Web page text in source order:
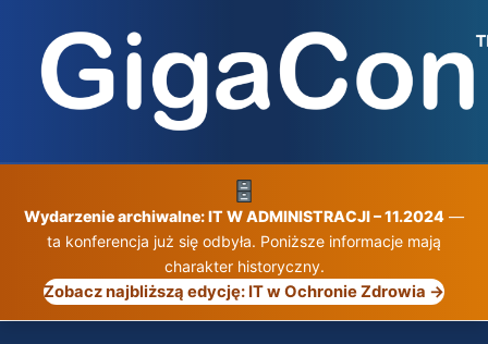
treści
Wydarzenie archiwalne: IT W ADMINISTRACJI – 11.2024 —
ta konferencja już się odbyła. Poniższe informacje mają
charakter historyczny.
Zobacz najbliższą edycję: IT w Ochronie Zdrowia →